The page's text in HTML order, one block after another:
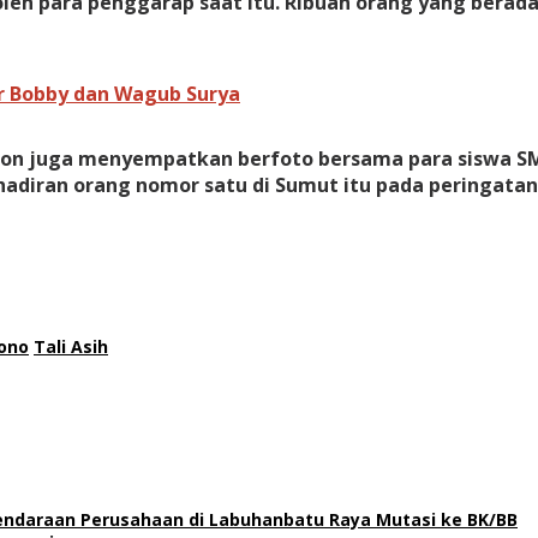
dan Wagub Surya
juga menyempatkan berfoto bersama para siswa
orang nomor satu di Sumut itu pada
Tali Asih
Perusahaan di Labuhanbatu Raya Mutasi ke BK/BB